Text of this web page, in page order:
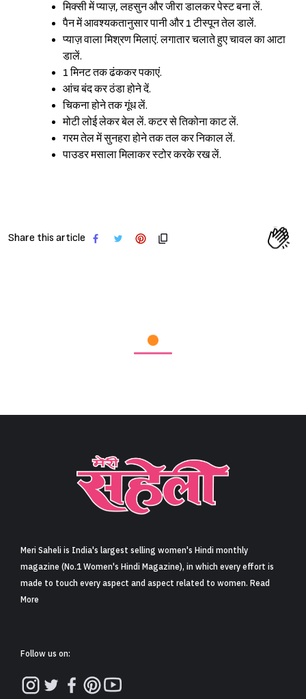
Sign in
मिक्सी में प्याज़, लहसुन और जीरा डालकर पेस्ट बना लें.
पैन में आवश्यकतानुसार पानी और 1 टीस्पून तेल डालें.
प्याज़ वाला मिश्रण मिलाएं. लगातार चलाते हुए चावल का आटा
डालें.
1 मिनट तक ढंककर पकाएं.
आंच बंद कर ठंडा होने दें.
चिकना होने तक गूंध लें.
मोटी लोई लेकर बेल लें. कटर से तिकोना काट लें.
गरम तेल में सुनहरा होने तक तल कर निकाल लें.
पाउडर मसाला मिलाकर स्टोर करके रख लें.
Share this article
Meri Saheli is India's largest selling women's Hindi monthly
magazine (No.1 Women's Hindi Magazine), in which every effort is
made to touch every aspect and aspect related to women. Read
More
Follow us on: